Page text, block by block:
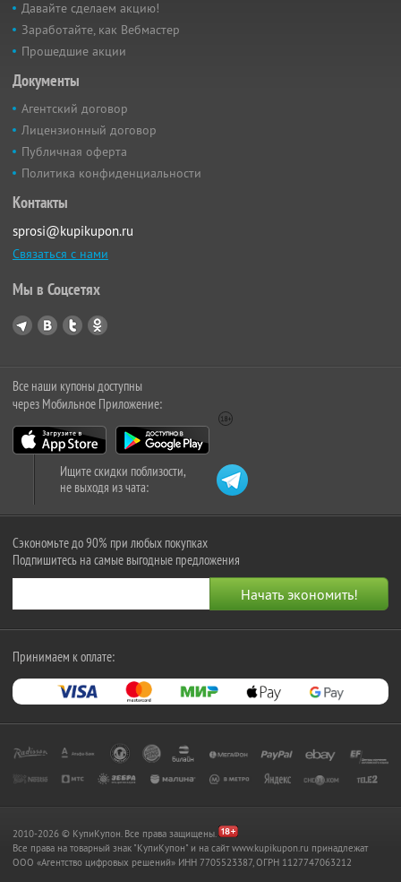
Давайте сделаем акцию!
Заработайте, как Вебмастер
Прошедшие акции
Документы
Агентский договор
Лицензионный договор
Публичная оферта
Политика конфиденциальности
Контакты
sprosi@kupikupon.ru
Связаться с нами
Мы в Соцсетях
Все наши купоны доступны
через Мобильное Приложение:
Ищите скидки поблизости,
не выходя из чата:
Сэкономьте до 90% при любых покупках
Подпишитесь на самые выгодные предложения
Принимаем к оплате:
2010-2026 © КупиКупон. Все права защищены.
Все права на товарный знак "КупиКупон" и на сайт www.kupikupon.ru принадлежат
OOO «Агентство цифровых решений» ИНН 7705523387, ОГРН 1127747063212